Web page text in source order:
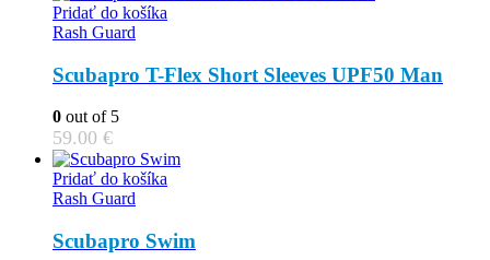
chosen
product
Pridať do košíka
Rash Guard
Scubapro T-Flex Short Sleeves UPF50 Man
0 out of 5
59.00 €
Pridať do košíka
Rash Guard
Scubapro Swim